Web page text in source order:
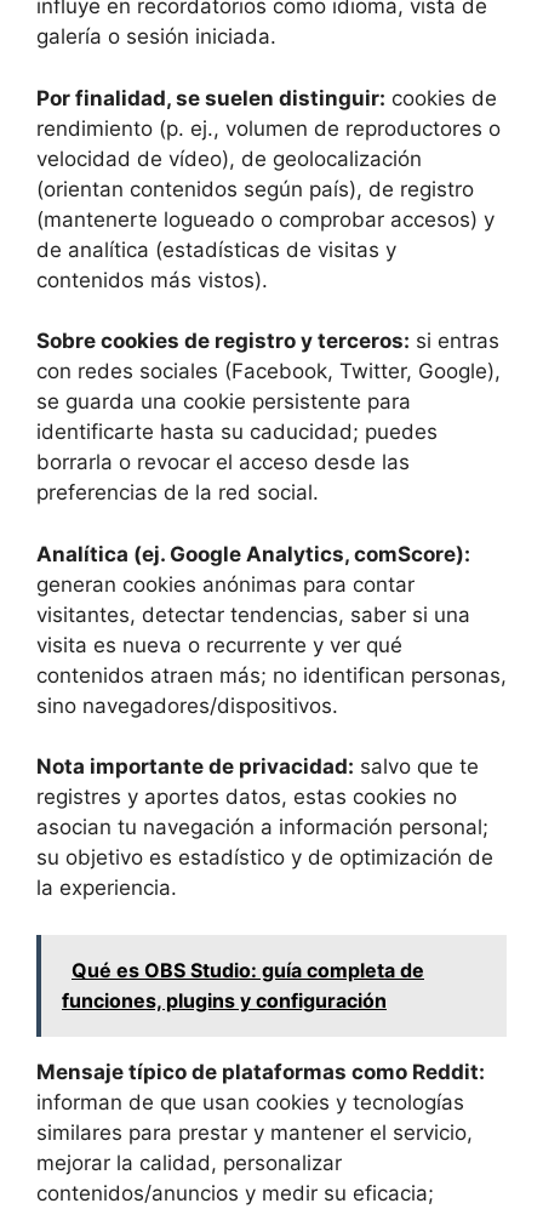
influye en recordatorios como idioma, vista de
galería o sesión iniciada.
Por finalidad, se suelen distinguir: cookies de
rendimiento (p. ej., volumen de reproductores o
velocidad de vídeo), de geolocalización
(orientan contenidos según país), de registro
(mantenerte logueado o comprobar accesos) y
de analítica (estadísticas de visitas y
contenidos más vistos).
Sobre cookies de registro y terceros: si entras
con redes sociales (Facebook, Twitter, Google),
se guarda una cookie persistente para
identificarte hasta su caducidad; puedes
borrarla o revocar el acceso desde las
preferencias de la red social.
Analítica (ej. Google Analytics, comScore):
generan cookies anónimas para contar
visitantes, detectar tendencias, saber si una
visita es nueva o recurrente y ver qué
contenidos atraen más; no identifican personas,
sino navegadores/dispositivos.
Nota importante de privacidad: salvo que te
registres y aportes datos, estas cookies no
asocian tu navegación a información personal;
su objetivo es estadístico y de optimización de
la experiencia.
Qué es OBS Studio: guía completa de
funciones, plugins y configuración
Mensaje típico de plataformas como Reddit:
informan de que usan cookies y tecnologías
similares para prestar y mantener el servicio,
mejorar la calidad, personalizar
contenidos/anuncios y medir su eficacia;